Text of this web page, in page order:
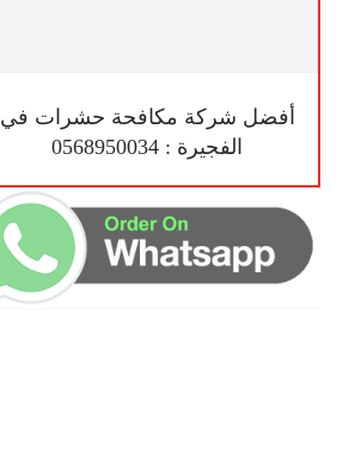
أفضل شركة مكافحة حشرات في
الفجيرة : 0568950034